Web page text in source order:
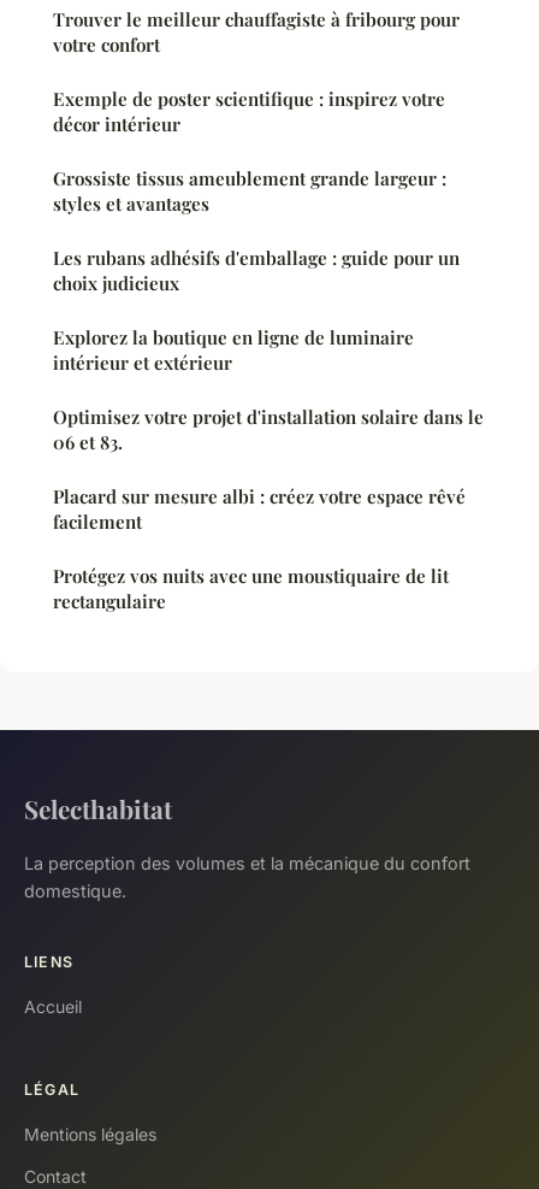
Trouver le meilleur chauffagiste à fribourg pour
votre confort
Exemple de poster scientifique : inspirez votre
décor intérieur
Grossiste tissus ameublement grande largeur :
styles et avantages
Les rubans adhésifs d'emballage : guide pour un
choix judicieux
Explorez la boutique en ligne de luminaire
intérieur et extérieur
Optimisez votre projet d'installation solaire dans le
06 et 83.
Placard sur mesure albi : créez votre espace rêvé
facilement
Protégez vos nuits avec une moustiquaire de lit
rectangulaire
Selecthabitat
La perception des volumes et la mécanique du confort
domestique.
LIENS
Accueil
LÉGAL
Mentions légales
Contact